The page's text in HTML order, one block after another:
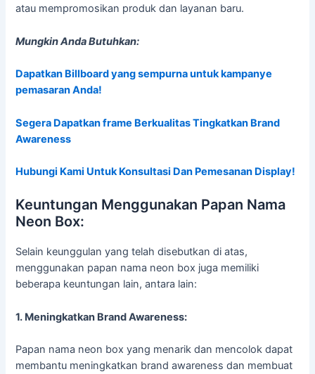
atau mempromosikan produk dan layanan baru.
Mungkin Anda Butuhkan:
Dapatkan Billboard yang sempurna untuk kampanye
pemasaran Anda!
Segera Dapatkan frame Berkualitas Tingkatkan Brand
Awareness
Hubungi Kami Untuk Konsultasi Dan Pemesanan Display!
Keuntungan Menggunakan Papan Nama
Neon Box:
Selain keunggulan yang telah disebutkan di atas,
menggunakan papan nama neon box juga memiliki
beberapa keuntungan lain, antara lain:
1. Meningkatkan Brand Awareness:
Papan nama neon box yang menarik dan mencolok dapat
membantu meningkatkan brand awareness dan membuat